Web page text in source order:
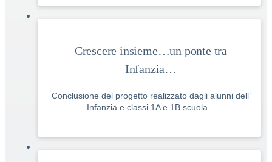
Crescere insieme…un ponte tra
Infanzia…
Conclusione del progetto realizzato dagli alunni dell’
Infanzia e classi 1A e 1B scuola...